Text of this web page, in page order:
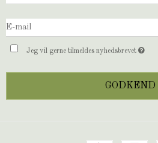
Jeg vil gerne tilmeldes nyhedsbrevet
GODKEND